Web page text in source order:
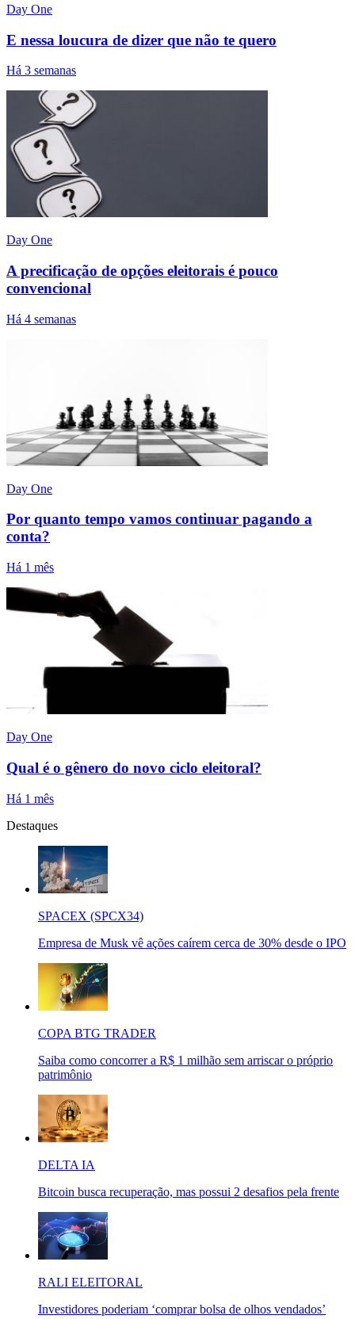
Day One
E nessa loucura de dizer que não te quero
Há 3 semanas
Day One
A precificação de opções eleitorais é pouco
convencional
Há 4 semanas
Day One
Por quanto tempo vamos continuar pagando a
conta?
Há 1 mês
Day One
Qual é o gênero do novo ciclo eleitoral?
Há 1 mês
Destaques
SPACEX (SPCX34)
Empresa de Musk vê ações caírem cerca de 30% desde o IPO
COPA BTG TRADER
Saiba como concorrer a R$ 1 milhão sem arriscar o próprio
patrimônio
DELTA IA
Bitcoin busca recuperação, mas possui 2 desafios pela frente
RALI ELEITORAL
Investidores poderiam ‘comprar bolsa de olhos vendados’